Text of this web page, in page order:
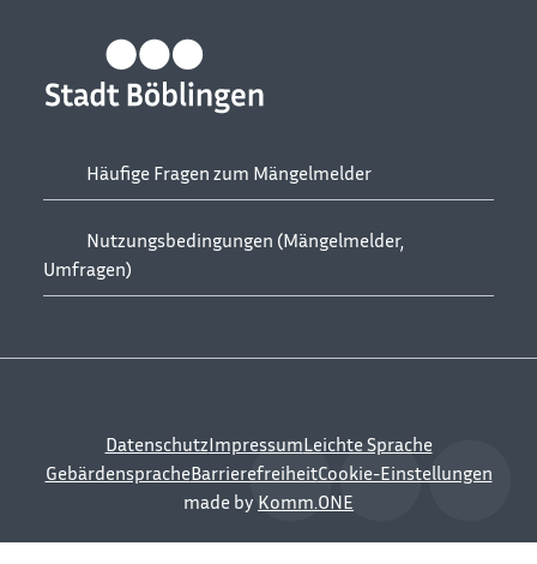
Häufige Fragen zum Mängelmelder
Nutzungsbedingungen (Mängelmelder,
Umfragen)
DatenschutzImpressumLeichte Sprache
GebärdenspracheBarrierefreiheitCookie-Einstellungen
made by Komm.ONE